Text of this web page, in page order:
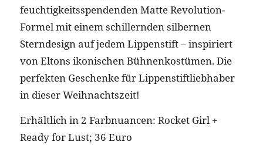
feuchtigkeitsspendenden Matte Revolution-
Formel mit einem schillernden silbernen
Sterndesign auf jedem Lippenstift – inspiriert
von Eltons ikonischen Bühnenkostümen. Die
perfekten Geschenke für Lippenstiftliebhaber
in dieser Weihnachtszeit!
Erhältlich in 2 Farbnuancen: Rocket Girl +
Ready for Lust; 36 Euro